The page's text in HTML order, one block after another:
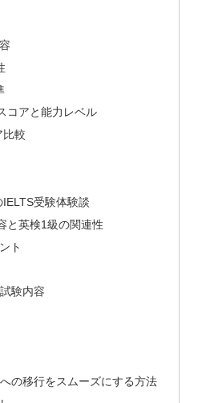
コアと能力レベル
比較
受験体験談
と英検1級の関連性
ト
験内容
の移行をスムーズにする方法